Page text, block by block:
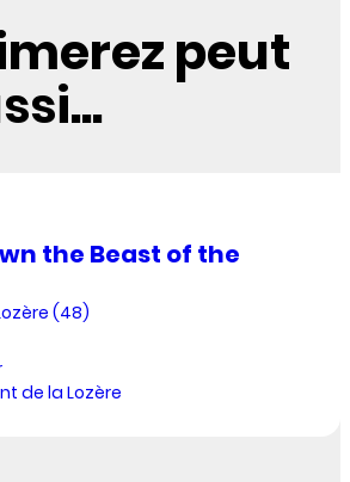
peut
the Beast of the
(48)
de la Lozère